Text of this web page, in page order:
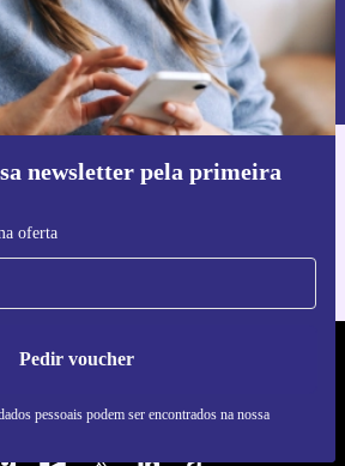
newsletter pela primeira
oferta
Pedir voucher
pessoais podem ser encontrados na nossa
Pedir voucher
de dados pessoais podem ser encontrados na
.
o download da app refurbed
iOS e Android
- RETHINK NEW.
SEGUE-NOS